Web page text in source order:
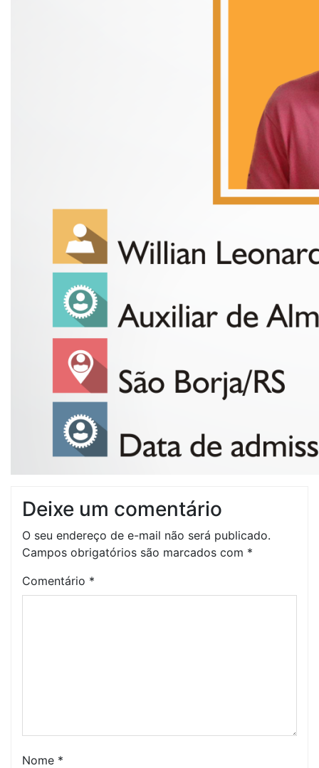
Deixe um comentário
O seu endereço de e-mail não será publicado.
Campos obrigatórios são marcados com *
Comentário *
Nome *